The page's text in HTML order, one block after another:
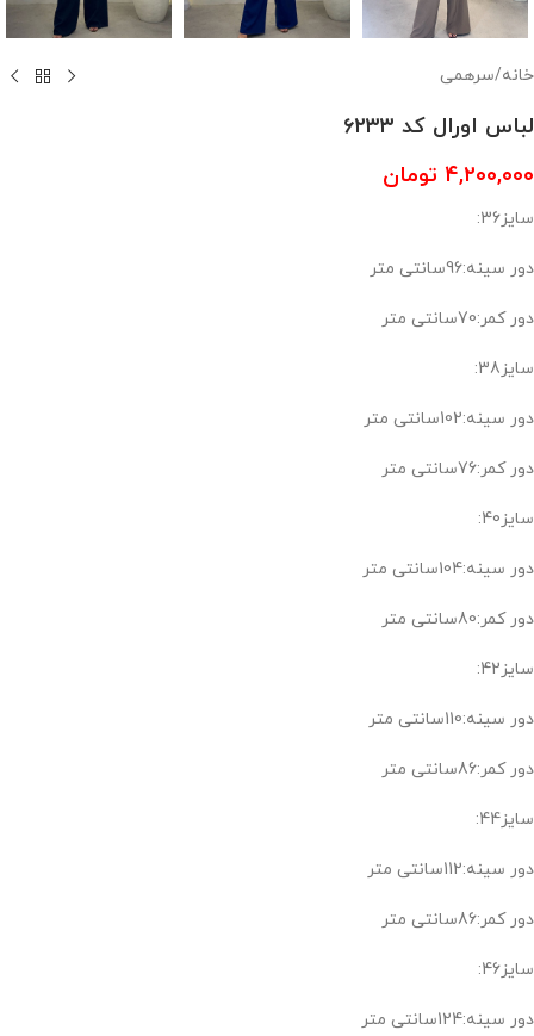
خانه/سرهمی
لباس اورال کد ۶۲۳۳
۴,۲۰۰,۰۰۰ تومان
سایز36:
دور سینه:96سانتی متر
دور کمر:70سانتی متر
سایز38:
دور سینه:102سانتی متر
دور کمر:76سانتی متر
سایز40:
دور سینه:104سانتی متر
دور کمر:80سانتی متر
سایز42:
دور سینه:110سانتی متر
دور کمر:86سانتی متر
سایز44:
دور سینه:112سانتی متر
دور کمر:86سانتی متر
سایز46:
دور سینه:124سانتی متر